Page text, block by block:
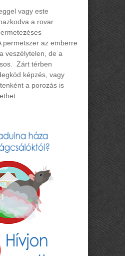
vagy este
a rovar
permetszer az emberre
veszélytelen, de a
Zárt térben
képzés, vagy
a porozás is